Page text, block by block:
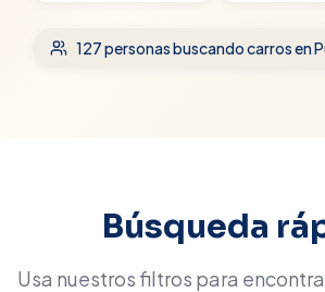
127personas buscando carrosen
Búsqueda
Usa nuestros filtros para